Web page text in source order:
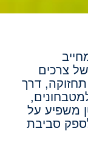
של צרכים
תחזוקה, דרך
משפיע על
סביבת